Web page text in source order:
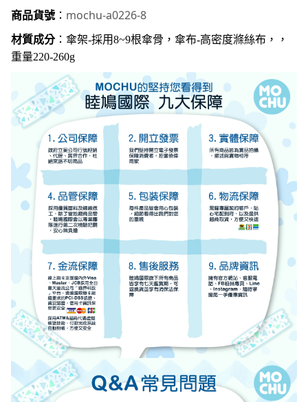
商品貨號： mochu-a0226-8
材質成分：傘架-採用8~9根傘骨 ，傘布-高密度滌絲布，，
重量220-260g